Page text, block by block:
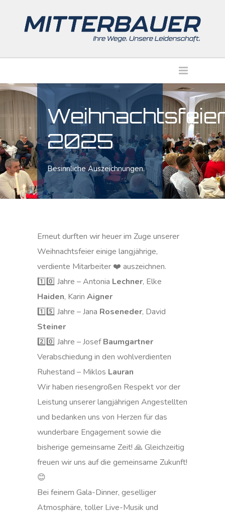
2025
Besinnliche Auszeichnungen.
Erneut durften wir heuer im Zuge unserer
Weihnachtsfeier einige langjährige,
verdiente Mitarbeiter ❤️ auszeichnen.
1️⃣0️⃣ Jahre – Antonia Lechner, Elke
Haiden, Karin Aigner
1️⃣5️⃣ Jahre – Jana Roseneder, David
Steiner
2️⃣0️⃣ Jahre – JosefBaumgartner
Verabschiedung in den wohlverdienten
Ruhestand – Miklos Lauran
Wir haben riesengroßen Respekt vor der
Leistung unserer langjährigen Angestellten
und bedanken uns von Herzen für das
wunderbare Engagement sowie die
bisherige gemeinsame Zeit! 🙏 Gleichzeitig
freuen wir uns auf die gemeinsame Zukunft!
😊
Bei feinem Gala-Dinner, geselliger
Atmosphäre, toller Live-Musik und